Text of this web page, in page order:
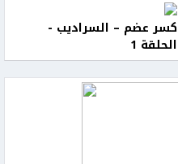
كسر عضم – السراديب -
الحلقة 1